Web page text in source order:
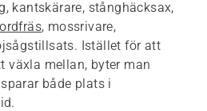
, kantskärare, stånghäcksax,
, mossrivare,
Istället för att
växla mellan, byter man
både plats i